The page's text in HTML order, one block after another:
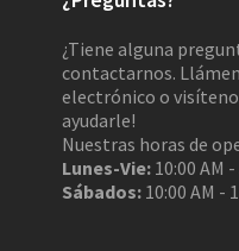
¿Tiene alguna
contactarnos.
electrónico o
ayudarle!
Nuestras horas de
Lunes-Vie: 10:00 AM
Sábados: 10:00 AM -